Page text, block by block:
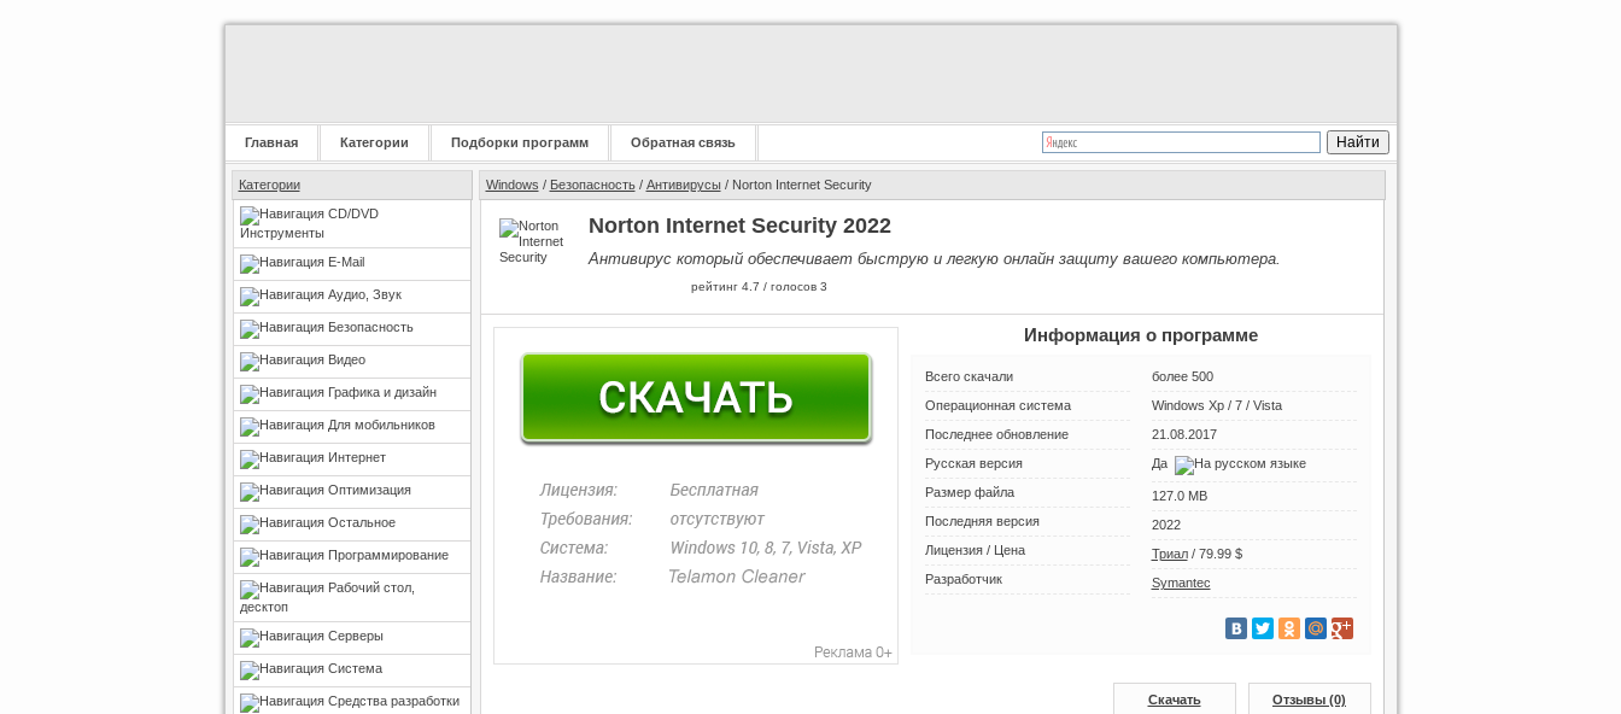
Главная Категории Подборки программ Обратная связь
Категории
CD/DVD
Инструменты
E-Mail
Аудио, Звук
Безопасность
Видео
Графика и дизайн
Для мобильников
Интернет
Оптимизация
Остальное
Программирование
Рабочий стол,
десктоп
Серверы
Система
Средства разработки
Windows / Безопасность/ Антивирусы/ Norton Internet Security
Norton Internet Security 2022
Антивирус который обеспечивает быструю и легкую онлайн защиту вашего компьютера.
рейтинг 4.7 / голосов 3
Информация о программе
Всего скачали
более 500
Операционная система
Windows Xp / 7 / Vista
Последнее обновление
21.08.2017
Русская версия
Да
Размер файла
127.0 MB
Последняя версия
2022
Лицензия / Цена
Триал/ 79.99 $
Разработчик
Symantec
Отзывы (0)
Скачать